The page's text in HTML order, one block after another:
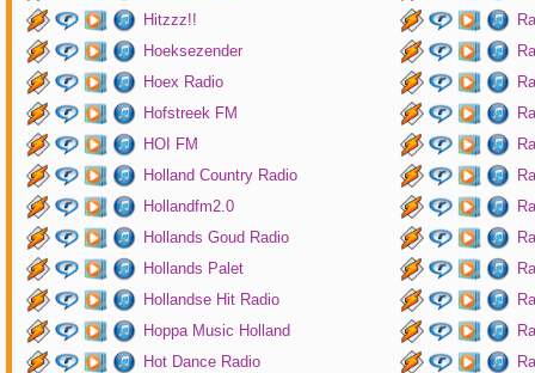
Hitzzz!!
Hoeksezender
Hoex Radio
Hofstreek FM
HOI FM
Holland Country Radio
Hollandfm2.0
Hollands Goud Radio
Hollands Palet
Hollandse Hit Radio
Hoppa Music Holland
Hot Dance Radio